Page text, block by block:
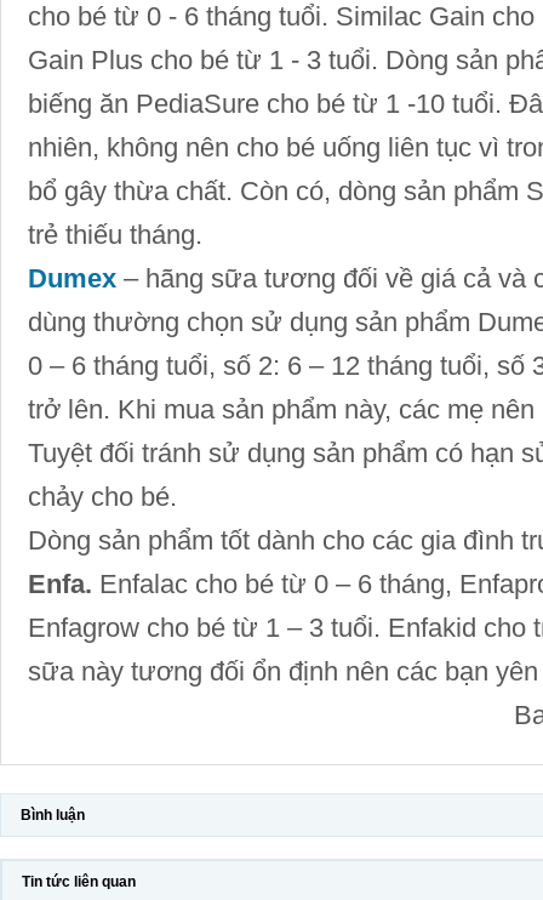
cho bé từ 0 - 6 tháng tuổi. Similac Gain
Gain Plus cho bé từ 1 - 3 tuổi. Dòng sản
biếng ăn PediaSure cho bé từ 1 -10 tuổi.
nhiên, không nên cho bé uống liên tục vì
bổ gây thừa chất. Còn có, dòng sản phẩm
trẻ thiếu tháng.
Dumex – hãng sữa tương đối về giá cả và
dùng thường chọn sử dụng sản phẩm
0 – 6 tháng tuổi, số 2: 6 – 12 tháng tuổi, số
trở lên. Khi mua sản phẩm này, các mẹ
Tuyệt đối tránh sử dụng sản phẩm có hạn
chảy cho bé.
Dòng sản phẩm tốt dành cho các gia đình
Enfa. Enfalac cho bé từ 0 – 6 tháng,
Enfagrow cho bé từ 1 – 3 tuổi. Enfakid cho
sữa này tương đối ổn định nên các bạn
Bình luận
Tin tức liên quan